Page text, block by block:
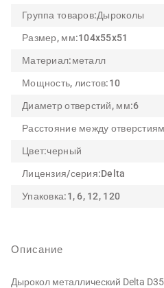
Группа товаров:Дыроколы
Размер, мм:104x55x51
Материал:металл
Мощность, листов:10
Диаметр отверстий, мм:6
Расстояние между
Цвет:черный
Лицензия/серия:Delta
Упаковка:1, 6, 12, 120
Описание
Дырокол металлический Delta